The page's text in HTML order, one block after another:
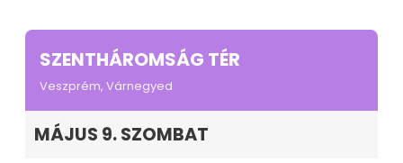
SZENTHÁROMSÁG TÉR
Veszprém, Várnegyed
MÁJUS 9. SZOMBAT